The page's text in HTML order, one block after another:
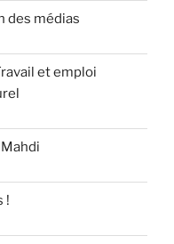
des médias
et emploi
!